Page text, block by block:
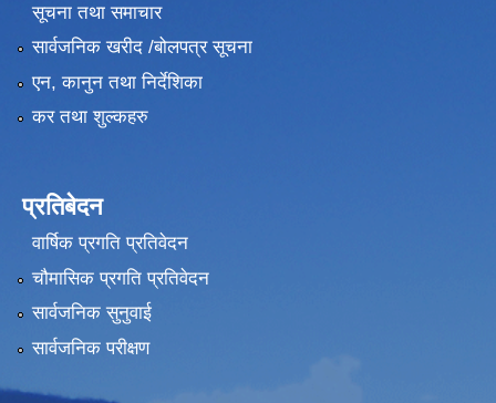
सूचना तथा समाचार
सार्वजनिक खरीद /बोलपत्र सूचना
एन, कानुन तथा निर्देशिका
कर तथा शुल्कहरु
प्रतिबेदन
वार्षिक प्रगति प्रतिवेदन
चौमासिक प्रगति प्रतिवेदन
सार्वजनिक सुनुवाई
सार्वजनिक परीक्षण